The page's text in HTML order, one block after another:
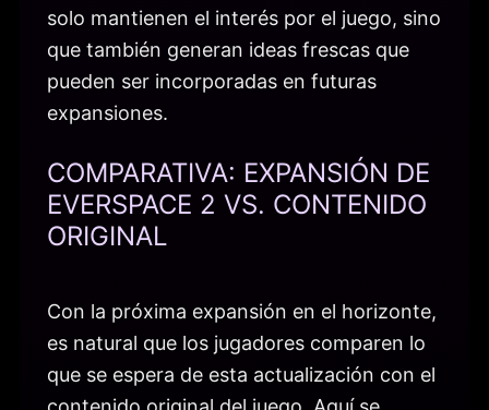
solo mantienen el interés por el juego, sino
que también generan ideas frescas que
pueden ser incorporadas en futuras
expansiones.
COMPARATIVA: EXPANSIÓN DE
EVERSPACE 2 VS. CONTENIDO
ORIGINAL
Con la próxima expansión en el horizonte,
es natural que los jugadores comparen lo
que se espera de esta actualización con el